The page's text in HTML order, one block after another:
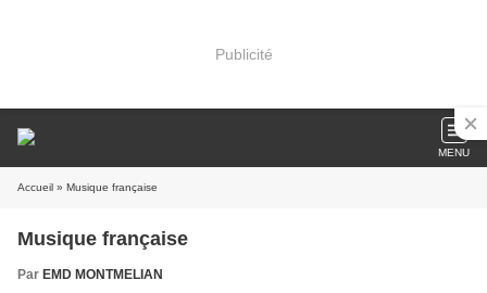
Publicité
MENU
Accueil » Musique française
Musique française
Par EMD MONTMELIAN